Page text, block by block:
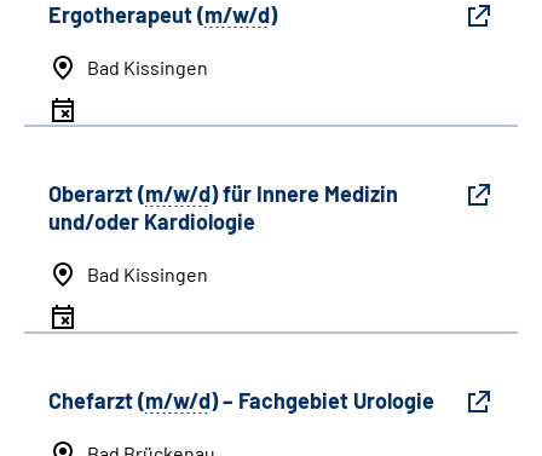
Ergotherapeut (m/w/d)
Bad Kissingen
Oberarzt (m/w/d) für Innere Medizin
und/oder Kardiologie
Bad Kissingen
Chefarzt (m/w/d) – Fachgebiet Urologie